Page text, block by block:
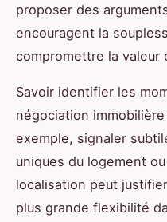
proposer des
encouragent la
compromettre la valeur
Savoir identifier les
négociation
exemple, signaler
uniques du logement
localisation peut
plus grande flexibilité